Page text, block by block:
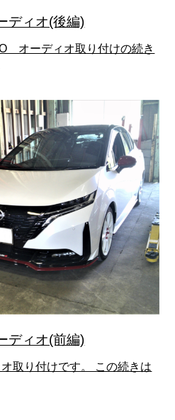
ディオ(後編)
オーディオ取り付けの続き
ディオ(前編)
取り付けです。 この続きは